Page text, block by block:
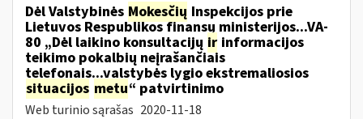
Dėl Valstybinės Mokesčių Inspekcijos prie
Lietuvos Respublikos finansų ministerijos...VA-
80 „Dėl laikino konsultacijų ir informacijos
teikimo pokalbių neįrašančiais
telefonais...valstybės lygio ekstremaliosios
situacijos metu“ patvirtinimo
Web turinio sąrašas 2020-11-18